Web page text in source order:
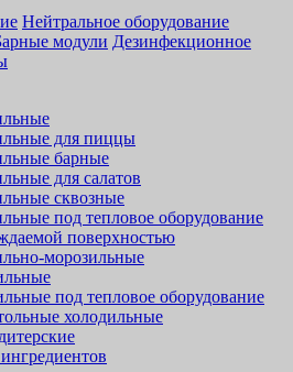
Нейтральное оборудование
модули Дезинфекционное
для пиццы
барные
для салатов
сквозные
под тепловое оборудование
поверхностью
морозильные
под тепловое оборудование
холодильные